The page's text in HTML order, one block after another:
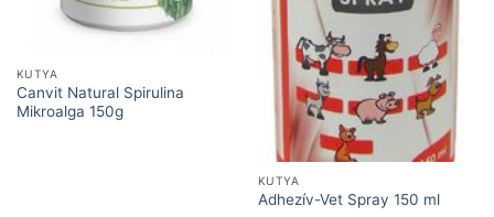
KUTYA
Canvit Natural Spirulina
Mikroalga 150g
KUTYA
Adhezív-Vet Spray 150 ml